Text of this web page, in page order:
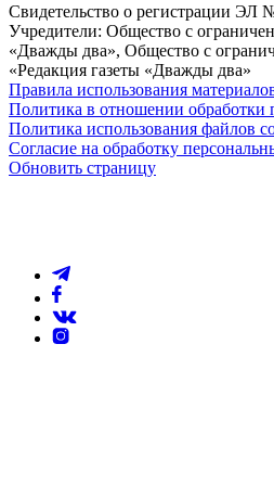
Свидетельство о регистрации
Учредители: Общество с
«Дважды два», Общество с
«Редакция газеты «Дважды два»
Правила использования
Политика в отношении обработки
Политика использования файлов
Согласие на обработку
Обновить страницу